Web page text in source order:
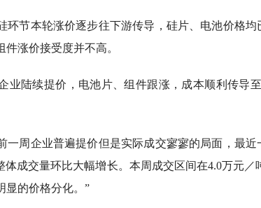
环节本轮涨价逐步往下游传导，硅片、电池价格
涨价接受度并不高。
业陆续提价，电池片、组件跟涨，成本顺利传导
一周企业普遍提价但是实际成交寥寥的局面，最
体成交量环比大幅增长。本周成交区间在4.0万元／
显的价格分化。”